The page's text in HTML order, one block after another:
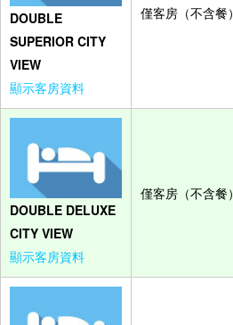
DOUBLE
SUPERIOR CITY
VIEW
顯示客房資料
僅客房（不含餐）
DOUBLE DELUXE
CITY VIEW
顯示客房資料
僅客房（不含餐）